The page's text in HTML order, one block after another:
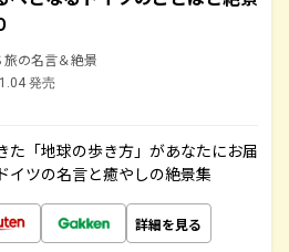
旅の名言＆絶景
発売
た「地球の歩き方」があなたにお届
イツの名言と癒やしの絶景集
詳細を見る